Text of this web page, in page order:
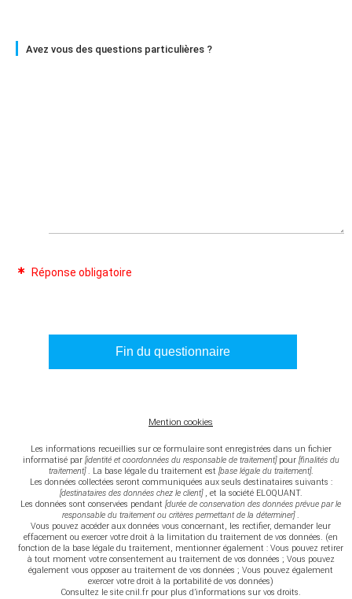
Avez vous des questions particulières ?
Réponse obligatoire
Fin du questionnaire
Mention cookies
Les informations recueillies sur ce formulaire sont enregistrées dans un fichier
informatisé par [identité et coordonnées du responsable de traitement]pour [finalités du
traitement]. La base légale du traitement est [base légale du traitement].
Les données collectées seront communiquées aux seuls destinataires suivants :
[destinataires des données chez le client], et la société ELOQUANT.
Les données sont conservées pendant [durée de conservation des données prévue par le
responsable du traitement ou critères permettant de la déterminer].
Vous pouvez accéder aux données vous concernant, les rectifier, demander leur
effacement ou exercer votre droit à la limitation du traitement de vos données. (en
fonction de la base légale du traitement, mentionner également : Vous pouvez retirer
à tout moment votre consentement au traitement de vos données ; Vous pouvez
également vous opposer au traitement de vos données ; Vous pouvez également
exercer votre droit à la portabilité de vos données)
Consultez le site cnil.fr pour plus d’informations sur vos droits.